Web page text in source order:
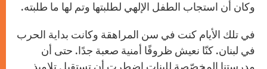
وكان أن استجاب الطفل الإلهي لطلبتها وتم لها ما طلبته.
في تلك الأيام كنت في سن المراهقة وكانت بداية الحرب
في لبنان. كنّا نعيش ظروفًا أمنية صعبة جدًا. حتى أن